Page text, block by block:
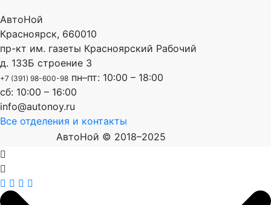
АвтоНой
Красноярск, 660010
пр-кт им. газеты Красноярский Рабочий
д. 133Б строение 3
+7 (391) 98-600-98 пн–пт: 10:00 – 18:00
сб: 10:00 – 16:00
info@autonoy.ru
Все отделения и контакты
АвтоНой © 2018–2025